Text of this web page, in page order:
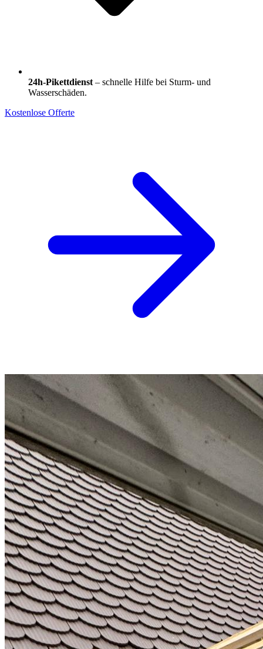
24h-Pikettdienst – schnelle Hilfe bei Sturm- und
Wasserschäden.
Kostenlose Offerte